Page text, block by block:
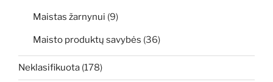
Maistas žarnynui (9)
Maisto produktų savybės (36)
Neklasifikuota (178)